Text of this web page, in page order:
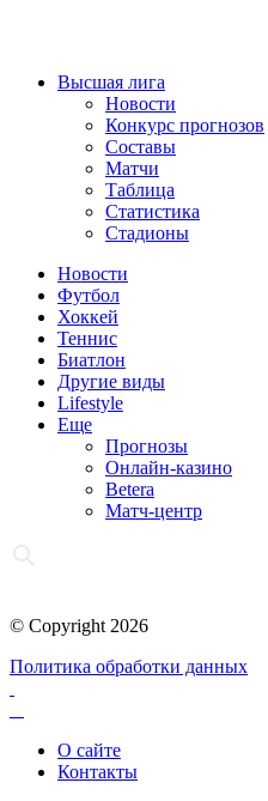
Высшая лига
Новости
Конкурс прогнозов
Составы
Матчи
Таблица
Статистика
Стадионы
Новости
Футбол
Хоккей
Теннис
Биатлон
Другие виды
Lifestyle
Еще
Прогнозы
Онлайн-казино
Betera
Матч-центр
© Copyright 2026
Политика обработки данных
О сайте
Контакты